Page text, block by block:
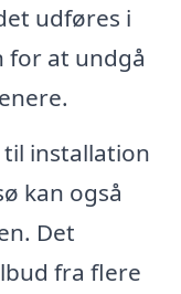
udføres i
for at undgå
installation
kan også
Det
fra flere